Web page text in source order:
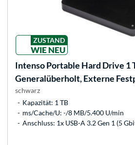
ZUSTAND
WIE NEU
IntensoPortable Hard Drive 1
Generalüberholt, Externe
schwarz
Kapazität: 1 TB
ms/Cache/U: -/8 MB/5.400 U/min
Anschluss: 1x USB-A 3.2 Gen 1 (5